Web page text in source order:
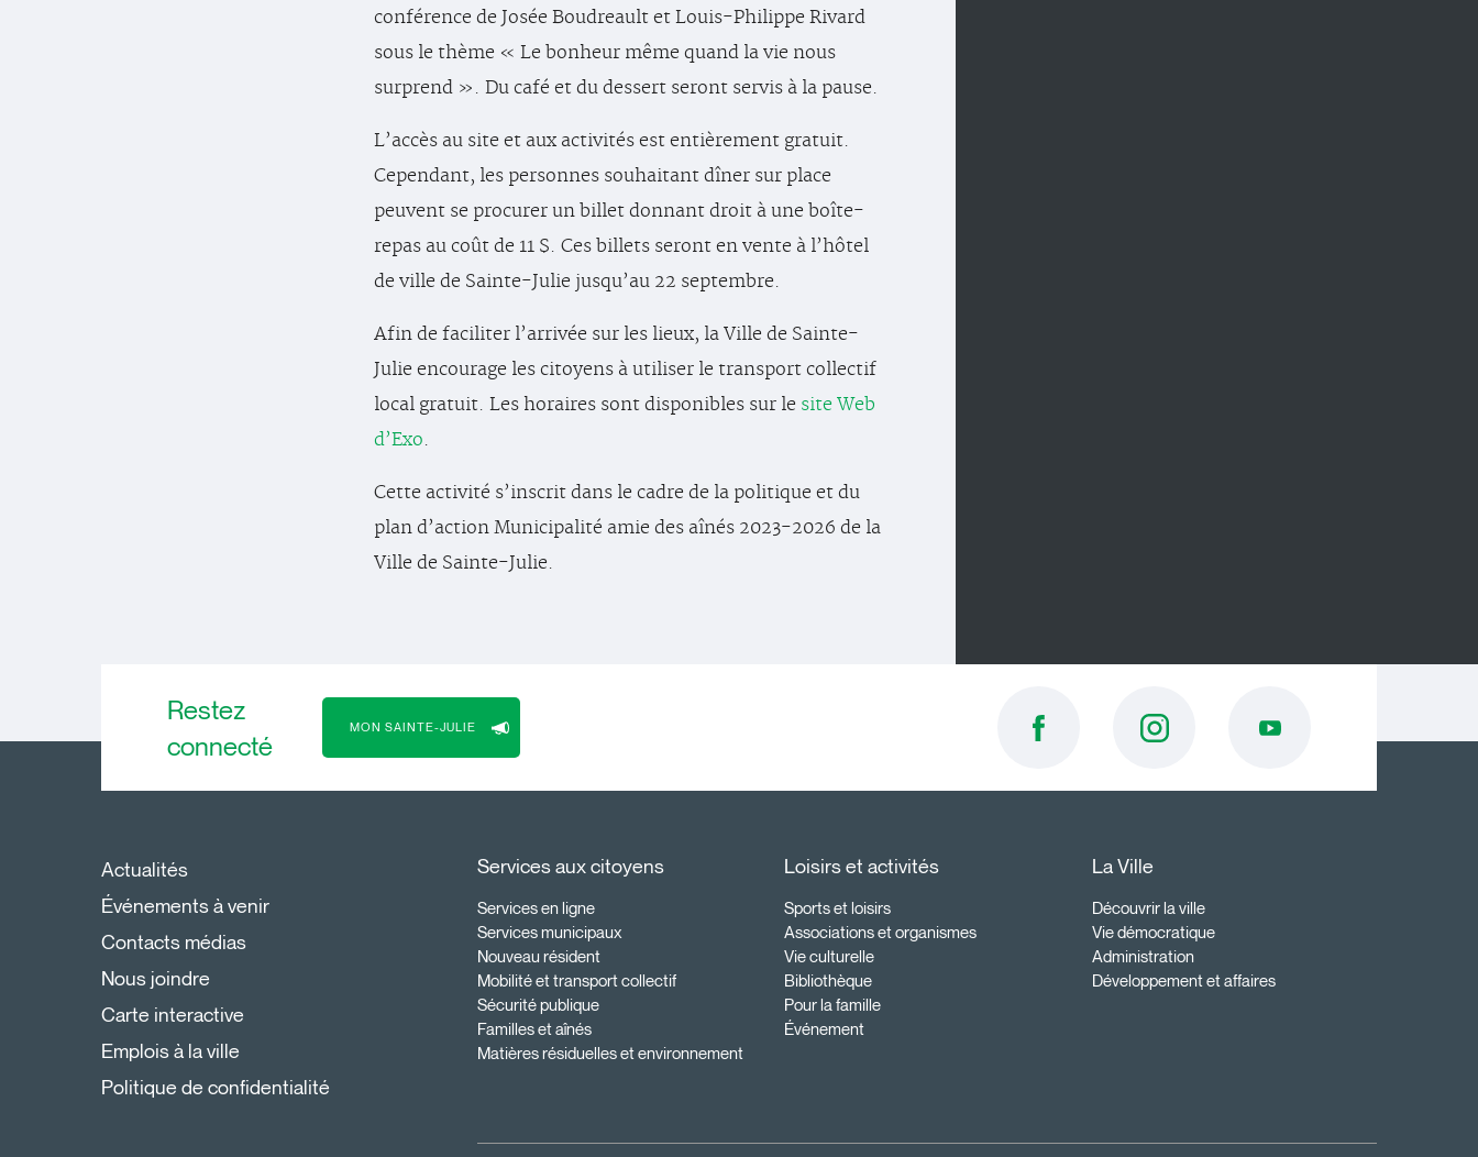
conférence de Josée Boudreault et Louis-Philippe Rivard
sous le thème « Le bonheur même quand la vie nous
surprend ». Du café et du dessert seront servis à la pause.
L’accès au site et aux activités est entièrement gratuit.
Cependant, les personnes souhaitant dîner sur place
peuvent se procurer un billet donnant droit à une boîte-
repas au coût de 11 $. Ces billets seront en vente à l’hôtel
de ville de Sainte-Julie jusqu’au 22 septembre.
Afin de faciliter l’arrivée sur les lieux, la Ville de Sainte-
Julie encourage les citoyens à utiliser le transport collectif
local gratuit. Les horaires sont disponibles sur le site Web
d’Exo.
Cette activité s’inscrit dans le cadre de la politique et du
plan d’action Municipalité amie des aînés 2023-2026 de la
Ville de Sainte-Julie.
Restez
connecté
MON SAINTE-JULIE
Actualités
Événements à venir
Contacts médias
Nous joindre
Carte interactive
Emplois à la ville
Politique de confidentialité
Services aux citoyens
Services en ligne
Services municipaux
Nouveau résident
Mobilité et transport collectif
Sécurité publique
Familles et aînés
Matières résiduelles et environnement
Loisirs et activités
Sports et loisirs
Associations et organismes
Vie culturelle
Bibliothèque
Pour la famille
Événement
La Ville
Découvrir la ville
Vie démocratique
Administration
Développement et affaires